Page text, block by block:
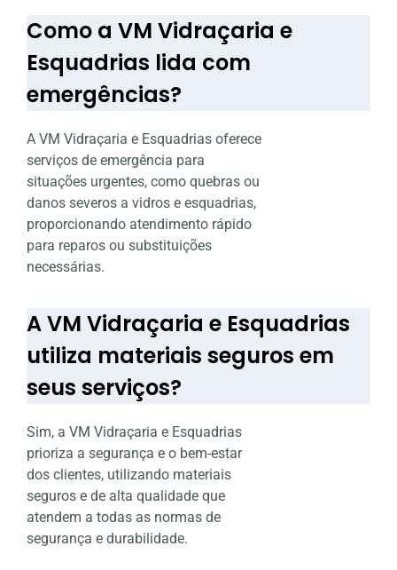
Como a VM Vidraçaria e
Esquadrias lida com
emergências?
A VM Vidraçaria e Esquadrias oferece
serviços de emergência para
situações urgentes, como quebras ou
danos severos a vidros e esquadrias,
proporcionando atendimento rápido
para reparos ou substituições
necessárias.
A VM Vidraçaria e Esquadrias
utiliza materiais seguros em
seus serviços?
Sim, a VM Vidraçaria e Esquadrias
prioriza a segurança e o bem-estar
dos clientes, utilizando materiais
seguros e de alta qualidade que
atendem a todas as normas de
segurança e durabilidade.